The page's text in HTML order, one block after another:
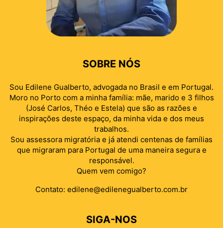
SOBRE NÓS
Sou Edilene Gualberto, advogada no Brasil e em Portugal.
Moro no Porto com a minha família: mãe, marido e 3 filhos
(José Carlos, Théo e Estela) que são as razões e
inspirações deste espaço, da minha vida e dos meus
trabalhos.
Sou assessora migratória e já atendi centenas de famílias
que migraram para Portugal de uma maneira segura e
responsável.
Quem vem comigo?
Contato: edilene@edilenegualberto.com.br
SIGA-NOS